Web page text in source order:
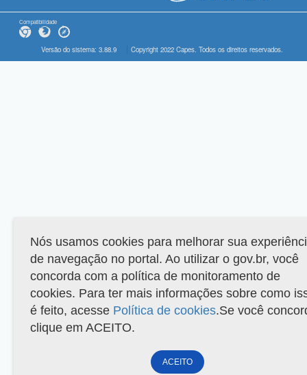
Compatibilidade
Versão do sistema: 3.88.9 Copyright 2022 Capes. Todos os direitos reservados.
Nós usamos cookies para melhorar sua
de navegação no portal. Ao utilizar o gov.br, você
concorda com a política de monitoramento de
cookies. Para ter mais informações sobre como
é feito, acesse Política de cookies.Se você
clique em ACEITO.
ACEITO